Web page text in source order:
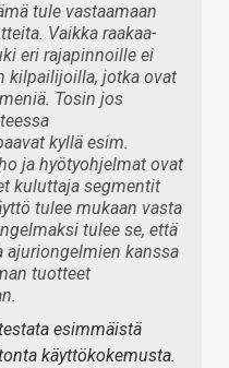
tule vastaamaan
Vaikka raakaa-
eri rajapinnoille ei
kilpailijoilla, jotka ovat
Tosin jos
kyllä esim.
ja hyötyohjelmat ovat
kuluttaja segmentit
tulee mukaan vasta
tulee se, että
ajuriongelmien kanssa
tuotteet
esimmäistä
käyttökokemusta.